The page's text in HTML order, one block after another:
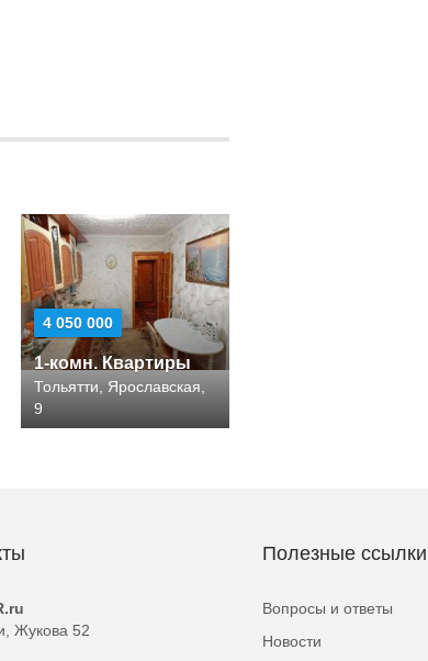
4 050 000
1-комн. Квартиры
Тольятти, Ярославская,
9
Жукова 52
Полезные ссылки
Вопросы и ответы
Новости